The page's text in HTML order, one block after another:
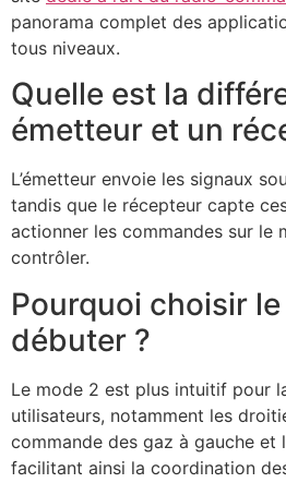
panorama complet des
tous niveaux.
Quelle est la
émetteur et un
L’émetteur envoie les signaux
tandis que le récepteur capte
actionner les commandes sur le
contrôler.
Pourquoi choisir
débuter ?
Le mode 2 est plus intuitif pour
utilisateurs, notamment les
commande des gaz à gauche et
facilitant ainsi la coordination